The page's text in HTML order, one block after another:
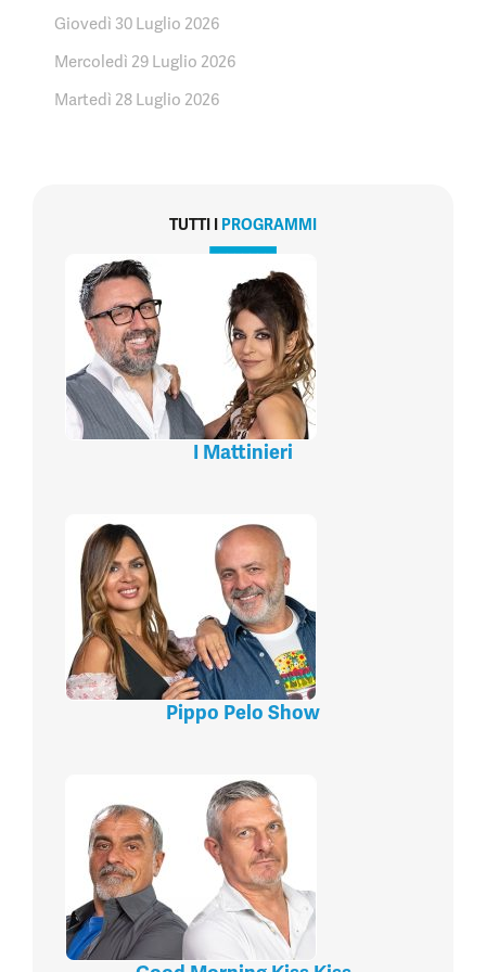
Giovedì 30 Luglio 2026
Mercoledì 29 Luglio 2026
Martedì 28 Luglio 2026
TUTTI I PROGRAMMI
I Mattinieri
Pippo Pelo Show